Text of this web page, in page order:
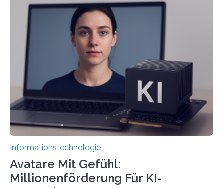
Informationstechnologie
Avatare Mit Gefühl:
Millionenförderung Für KI-